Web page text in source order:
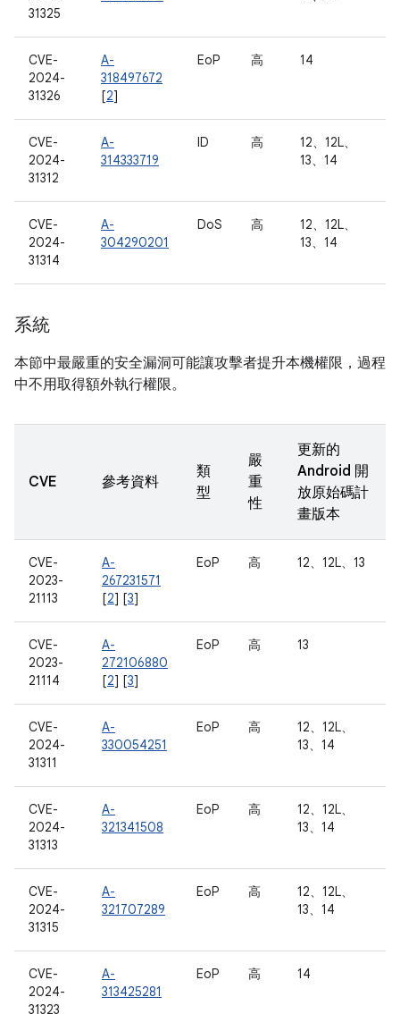
31325
CVE-
2024-
31326
A-
318497672
[2]
EoP 高 14
CVE-
2024-
31312
A-
314333719
ID 高
12、12L、
13、14
CVE-
2024-
31314
A-
304290201
DoS 高
12、12L、
13、14
系統
本節中最嚴重的安全漏洞可能讓攻擊者提升本機權限，過程
中不用取得額外執行權限。
CVE 參考資料
類
型
嚴
重
性
更新的
Android 開
放原始碼計
畫版本
CVE-
2023-
21113
A-
267231571
[2] [3]
EoP 高 12、12L、13
CVE-
2023-
21114
A-
272106880
[2] [3]
EoP 高 13
CVE-
2024-
31311
A-
330054251
EoP 高
12、12L、
13、14
CVE-
2024-
31313
A-
321341508
EoP 高
12、12L、
13、14
CVE-
2024-
31315
A-
321707289
EoP 高
12、12L、
13、14
CVE-
2024-
31323
A-
313425281
EoP 高 14